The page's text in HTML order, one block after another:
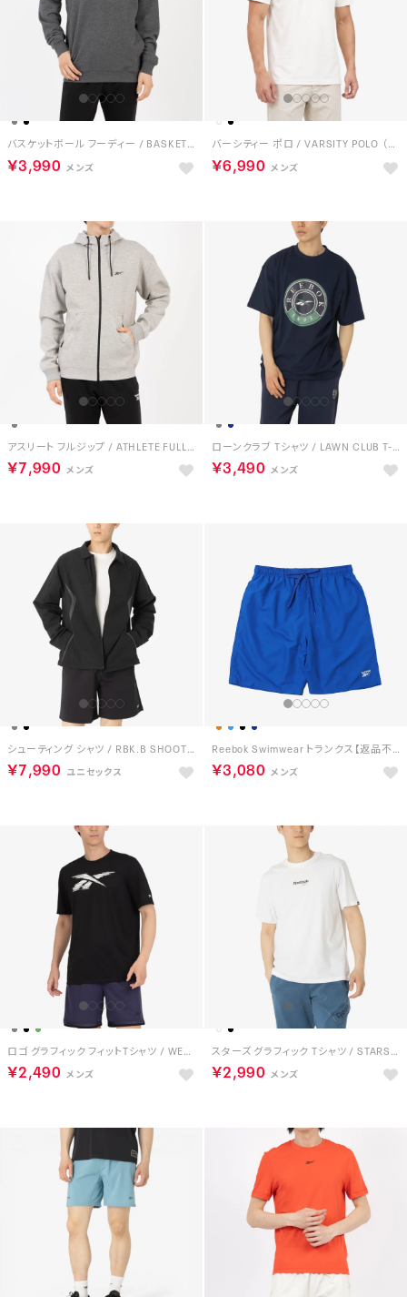
バスケットボール フーディー / BASKETBALL HOODIE （ダークグレー）
￥3,990
バーシティー ポロ / VARSITY POLO （チョーク）
￥6,990
アスリート フルジップ / ATHLETE FULL ZIP （ミディアムグレー）
￥7,990
ローンクラブ Tシャツ / LAWN CLUB T-SHIRT （ネイビー）
￥3,490
シューティング シャツ / RBK.B SHOOTING SHIRT （ブラック）
￥7,990
Reebok Swimwear トランクス【返品不可商品】 （BL）
￥3,080
ロゴ グラフィック フィットTシャツ / WESTY EASY FIT GRAPHIC TEE （ブラック）
￥2,490
スターズ グラフィック Tシャツ / STARS GRAPHIC TEE （ホワイト）
￥2,990